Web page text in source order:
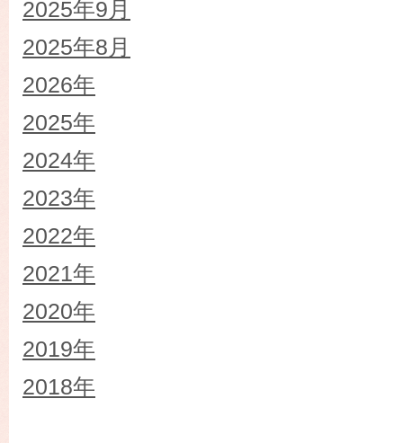
2025年9月
2025年8月
2026年
2025年
2024年
2023年
2022年
2021年
2020年
2019年
2018年